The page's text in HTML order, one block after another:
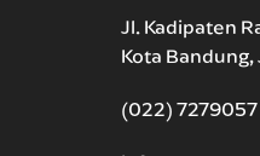
Jl. Kadipaten
Kota
(022) 7279057